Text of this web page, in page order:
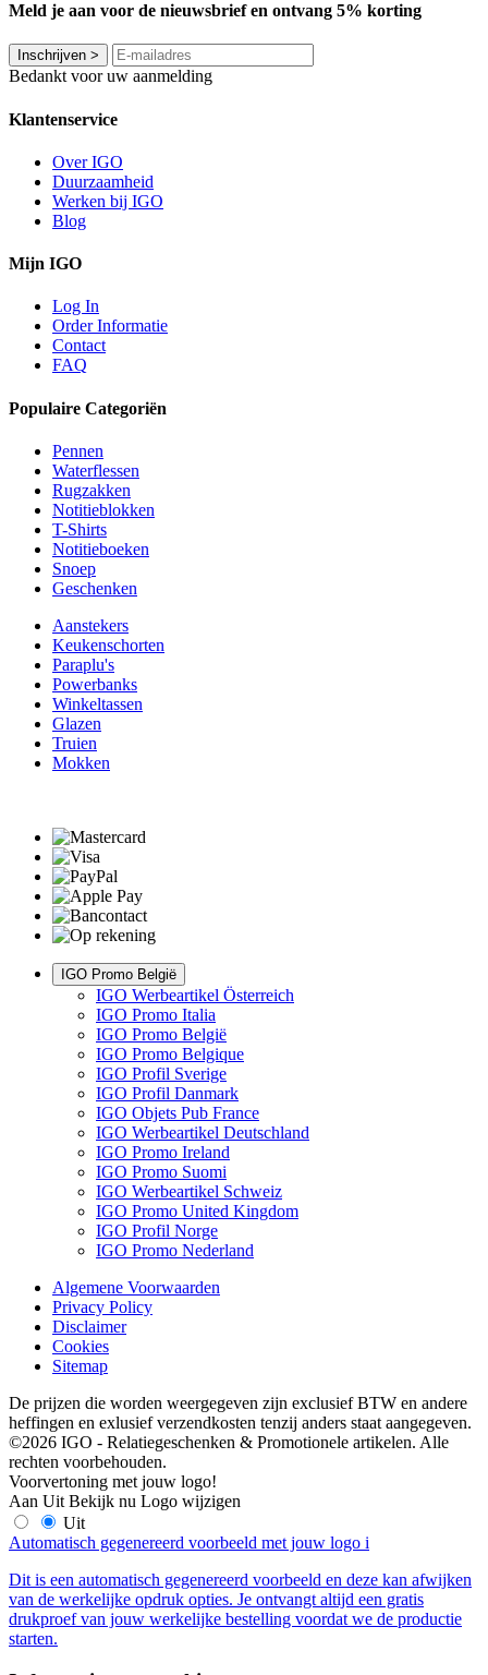
Meld je aan voor de nieuwsbrief en ontvang 5% korting
Inschrijven >
Bedankt voor uw aanmelding
Klantenservice
Over IGO
Duurzaamheid
Werken bij IGO
Blog
Mijn IGO
Log In
Order Informatie
Contact
FAQ
Populaire Categoriën
Pennen
Waterflessen
Rugzakken
Notitieblokken
T-Shirts
Notitieboeken
Snoep
Geschenken
Aanstekers
Keukenschorten
Paraplu's
Powerbanks
Winkeltassen
Glazen
Truien
Mokken
IGO Promo België
IGO Werbeartikel Österreich
IGO Promo Italia
IGO Promo België
IGO Promo Belgique
IGO Profil Sverige
IGO Profil Danmark
IGO Objets Pub France
IGO Werbeartikel Deutschland
IGO Promo Ireland
IGO Promo Suomi
IGO Werbeartikel Schweiz
IGO Promo United Kingdom
IGO Profil Norge
IGO Promo Nederland
Algemene Voorwaarden
Privacy Policy
Disclaimer
Cookies
Sitemap
De prijzen die worden weergegeven zijn exclusief BTW en andere
heffingen en exlusief verzendkosten tenzij anders staat aangegeven.
©2026 IGO - Relatiegeschenken & Promotionele artikelen. Alle
rechten voorbehouden.
Voorvertoning met jouw logo!
Aan Uit Bekijk nu Logo wijzigen
Uit
Automatisch gegenereerd voorbeeld met jouw logo i
Dit is een automatisch gegenereerd voorbeeld en deze kan afwijken
van de werkelijke opdruk opties. Je ontvangt altijd een gratis
drukproef van jouw werkelijke bestelling voordat we de productie
starten.